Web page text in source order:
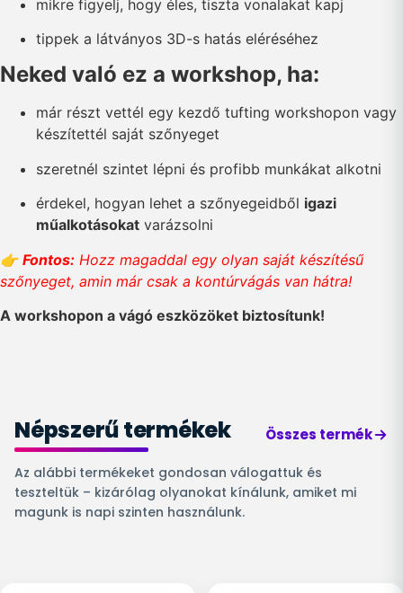
mikre figyelj, hogy éles, tiszta vonalakat kapj
tippek a látványos 3D-s hatás eléréséhez
Neked való ez a workshop, ha:
már részt vettél egy kezdő tufting workshopon vagy
készítettél saját szőnyeget
szeretnél szintet lépni és profibb munkákat alkotni
érdekel, hogyan lehet a szőnyegeidből igazi
műalkotásokat varázsolni
👉 Fontos: Hozz magaddal egy olyan saját készítésű
szőnyeget, amin már csak a kontúrvágás van hátra!
A workshopon a vágó eszközöket biztosítunk!
Népszerű termékek Összes termék
Az alábbi termékeket gondosan válogattuk és
teszteltük – kizárólag olyanokat kínálunk, amiket mi
magunk is napi szinten használunk.